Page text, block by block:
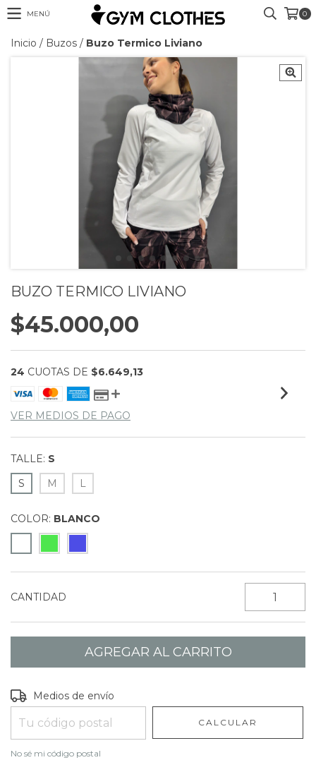
MENÚ 0
Inicio / Buzos / Buzo Termico Liviano
BUZO TERMICO LIVIANO
$45.000,00
24 CUOTAS DE $6.649,13
VER MEDIOS DE PAGO
TALLE: S
S
M L
COLOR: BLANCO
CANTIDAD
Entregas para el CP:
Medios de envío
CALCULAR
No sé mi código postal